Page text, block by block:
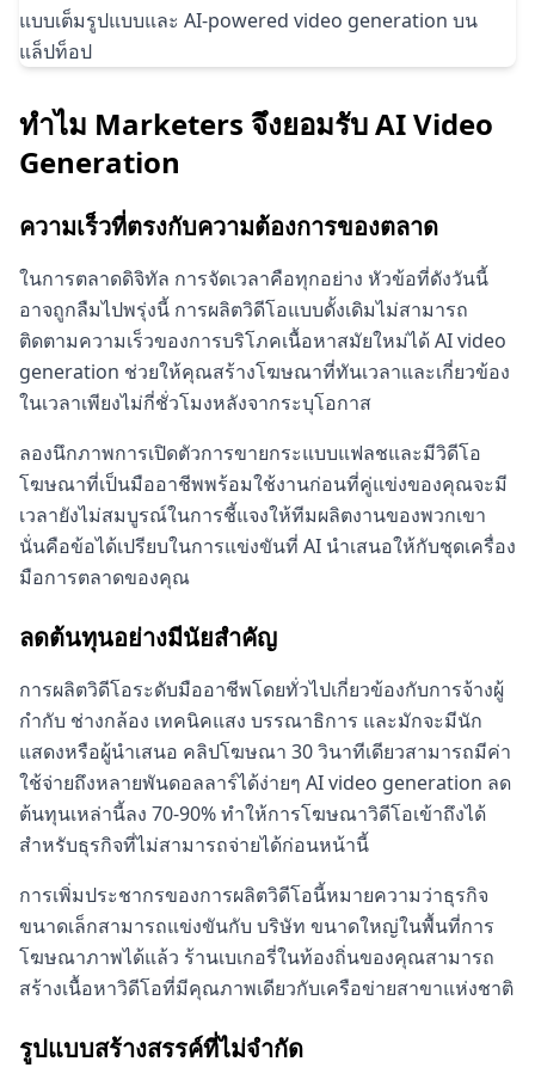
ทำไม Marketers จึงยอมรับ AI Video
Generation
ความเร็วที่ตรงกับความต้องการของตลาด
ในการตลาดดิจิทัล การจัดเวลาคือทุกอย่าง หัวข้อที่ดังวันนี้
อาจถูกลืมไปพรุ่งนี้ การผลิตวิดีโอแบบดั้งเดิมไม่สามารถ
ติดตามความเร็วของการบริโภคเนื้อหาสมัยใหม่ได้ AI video
generation ช่วยให้คุณสร้างโฆษณาที่ทันเวลาและเกี่ยวข้อง
ในเวลาเพียงไม่กี่ชั่วโมงหลังจากระบุโอกาส
ลองนึกภาพการเปิดตัวการขายกระแบบแฟลชและมีวิดีโอ
โฆษณาที่เป็นมืออาชีพพร้อมใช้งานก่อนที่คู่แข่งของคุณจะมี
เวลายังไม่สมบูรณ์ในการชี้แจงให้ทีมผลิตงานของพวกเขา
นั่นคือข้อได้เปรียบในการแข่งขันที่ AI นำเสนอให้กับชุดเครื่อง
มือการตลาดของคุณ
ลดต้นทุนอย่างมีนัยสำคัญ
การผลิตวิดีโอระดับมืออาชีพโดยทั่วไปเกี่ยวข้องกับการจ้างผู้
กำกับ ช่างกล้อง เทคนิคแสง บรรณาธิการ และมักจะมีนัก
แสดงหรือผู้นำเสนอ คลิปโฆษณา 30 วินาทีเดียวสามารถมีค่า
ใช้จ่ายถึงหลายพันดอลลาร์ได้ง่ายๆ AI video generation ลด
ต้นทุนเหล่านี้ลง 70-90% ทำให้การโฆษณาวิดีโอเข้าถึงได้
สำหรับธุรกิจที่ไม่สามารถจ่ายได้ก่อนหน้านี้
การเพิ่มประชากรของการผลิตวิดีโอนี้หมายความว่าธุรกิจ
ขนาดเล็กสามารถแข่งขันกับ บริษัท ขนาดใหญ่ในพื้นที่การ
โฆษณาภาพได้แล้ว ร้านเบเกอรี่ในท้องถิ่นของคุณสามารถ
สร้างเนื้อหาวิดีโอที่มีคุณภาพเดียวกับเครือข่ายสาขาแห่งชาติ
รูปแบบสร้างสรรค์ที่ไม่จำกัด